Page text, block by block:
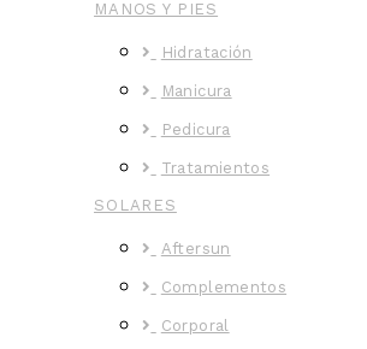
MANOS Y PIES
Hidratación
Manicura
Pedicura
Tratamientos
SOLARES
Aftersun
Complementos
Corporal